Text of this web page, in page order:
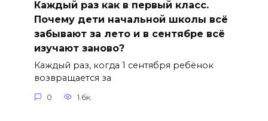
Каждый раз как в первый класс.
Почему дети начальной школы всё
забывают за лето и в сентябре всё
изучают заново?
Каждый раз, когда 1 сентября ребёнок
возвращается за
0 1.6к.